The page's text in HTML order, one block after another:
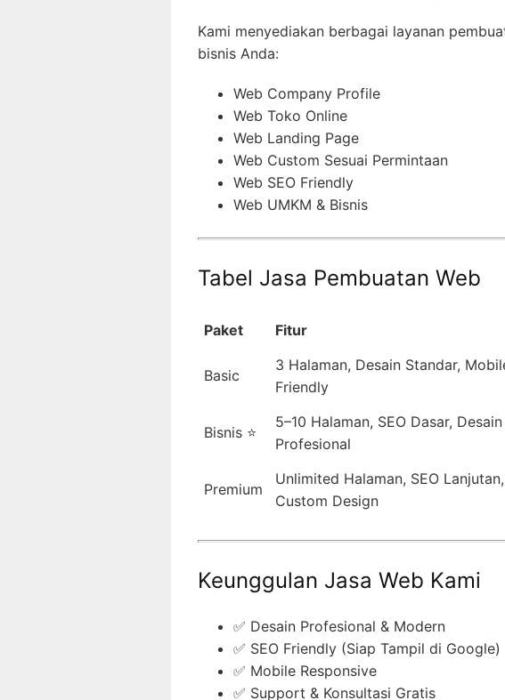
Kami menyediakan berbagai layanan
bisnis Anda:
Web Company Profile
Web Toko Online
Web Landing Page
Web Custom Sesuai Permintaan
Web SEO Friendly
Web UMKM & Bisnis
Tabel Jasa Pembuatan Web
Paket Fitur
Basic
3 Halaman, Desain Standar,
Friendly
Bisnis ⭐
5–10 Halaman, SEO Dasar, Desain
Profesional
Premium
Unlimited Halaman, SEO Lanjutan,
Custom Design
Keunggulan Jasa Web Kami
✅ Desain Profesional & Modern
✅ SEO Friendly (Siap Tampil di Google)
✅ Mobile Responsive
✅ Support & Konsultasi Gratis